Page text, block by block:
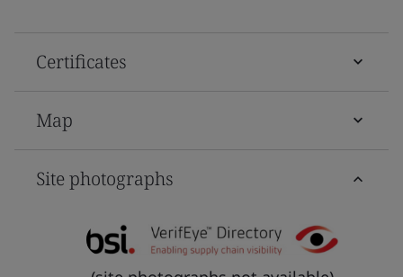
Certificates
Map
Site photographs